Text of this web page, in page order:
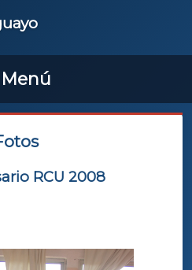
RCU 2008